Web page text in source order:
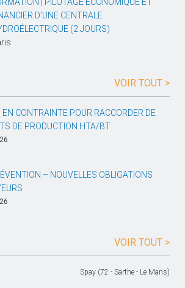
D’UNE CENTRALE
(2 JOURS)
VOIR TOUT >
CONTRAINTE POUR RACCORDER DE
DE PRODUCTION HTA/BT
– NOUVELLES OBLIGATIONS
VOIR TOUT >
Spay (72 - Sarthe - Le Mans)